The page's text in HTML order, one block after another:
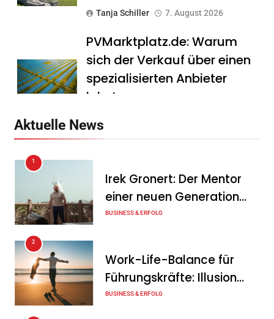
Tanja Schiller 7. August 2026
PVMarktplatz.de: Warum
sich der Verkauf über einen
spezialisierten Anbieter
lohnt
Mitarbeitergespräch pro
Jahr nichts verändert – und
was stattdessen
Verbindlichkeit schafft
Tanja Schiller 7. August 2026
Wenn jede Minute zählt: Wie
Onboard-Kurier-Spezialist
Aktuelle News
1
Irek Gronert: Der Mentor
einer neuen Generation
von Unternehmern
BUSINESS & ERFOLG
2
Work-Life-Balance für
Führungskräfte: Illusion
oder echte Chance?
BUSINESS & ERFOLG